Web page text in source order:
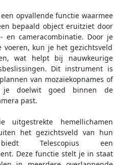
opvallende functie waarmee
bepaald object eruitziet door
en cameracombinatie. Door je
kun je het gezichtsveld
wat helpt bij nauwkeurige
Dit instrument is
van mozaïekopnames of
doelwit goed binnen de
past.
uitgestrekte hemellichamen
het gezichtsveld van hun
Telescopius een
Deze functie stelt je in staat